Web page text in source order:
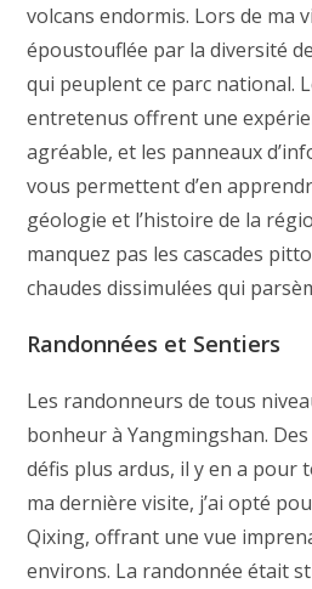
volcans endormis. Lors de ma
époustouflée par la diversité
qui peuplent ce parc national.
entretenus offrent une
agréable, et les panneaux
vous permettent d’en
géologie et l’histoire de la
manquez pas les cascades
chaudes dissimulées qui
Randonnées et Sentiers
Les randonneurs de tous
bonheur à Yangmingshan.
défis plus ardus, il y en a pour
ma dernière visite, j’ai opté
Qixing, offrant une vue
environs. La randonnée était